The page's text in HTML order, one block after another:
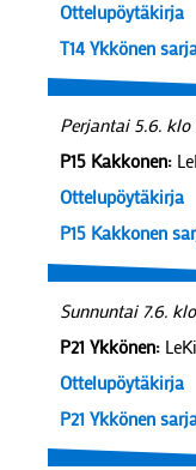
Ottelupöytäkirja
T14 Ykkönen
Perjantai 5.6. klo
P15 Kakkonen:
Ottelupöytäkirja
P15 Kakkonen
Sunnuntai 7.6.
P21 Ykkönen:
Ottelupöytäkirja
P21 Ykkönen